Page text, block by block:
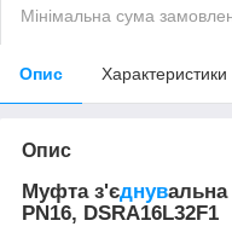
Мінімальна сума
Опис Характеристики
Опис
Муфта з'єднув
PN16, DSRA16L32F1